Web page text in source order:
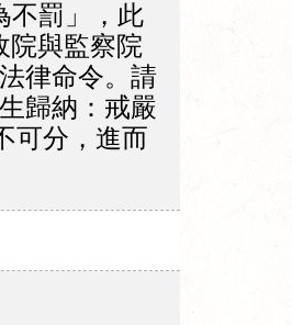
不罰」，此
院與監察院
律命令。請
歸納：戒嚴
可分，進而